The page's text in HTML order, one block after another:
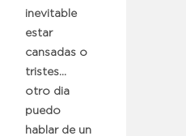
inevitable
estar
cansadas o
tristes…
otro dia
puedo
hablar de un